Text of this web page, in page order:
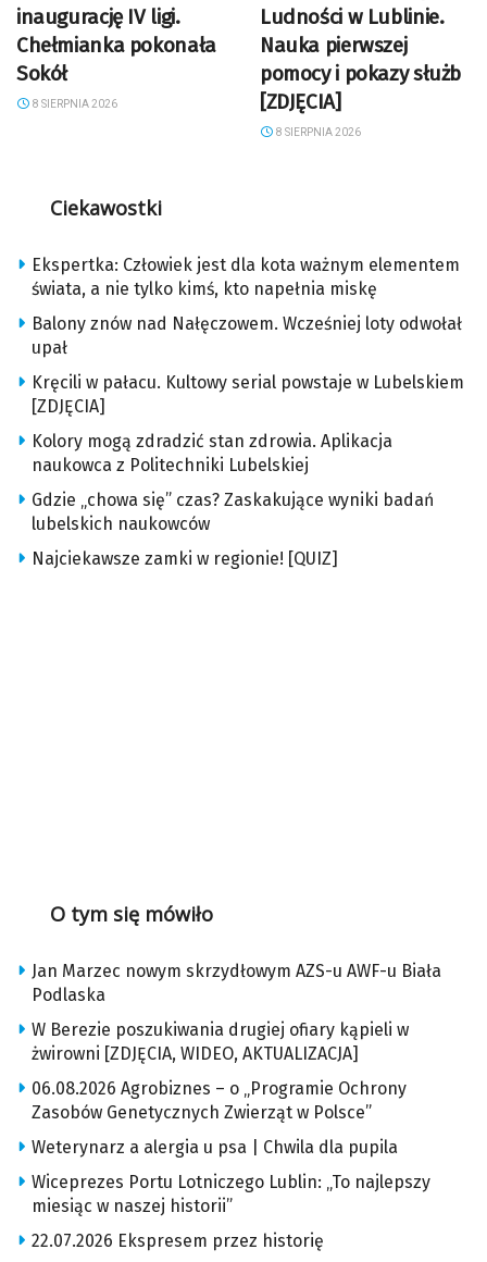
inaugurację IV ligi.
Chełmianka pokonała
Sokół
8 SIERPNIA 2026
Ludności w Lublinie.
Nauka pierwszej
pomocy i pokazy służb
[ZDJĘCIA]
8 SIERPNIA 2026
Ciekawostki
Ekspertka: Człowiek jest dla kota ważnym elementem
świata, a nie tylko kimś, kto napełnia miskę
Balony znów nad Nałęczowem. Wcześniej loty odwołał
upał
Kręcili w pałacu. Kultowy serial powstaje w Lubelskiem
[ZDJĘCIA]
Kolory mogą zdradzić stan zdrowia. Aplikacja
naukowca z Politechniki Lubelskiej
Gdzie „chowa się” czas? Zaskakujące wyniki badań
lubelskich naukowców
Najciekawsze zamki w regionie! [QUIZ]
O tym się mówiło
Jan Marzec nowym skrzydłowym AZS-u AWF-u Biała
Podlaska
W Berezie poszukiwania drugiej ofiary kąpieli w
żwirowni [ZDJĘCIA, WIDEO, AKTUALIZACJA]
06.08.2026 Agrobiznes – o „Programie Ochrony
Zasobów Genetycznych Zwierząt w Polsce”
Weterynarz a alergia u psa | Chwila dla pupila
Wiceprezes Portu Lotniczego Lublin: „To najlepszy
miesiąc w naszej historii”
22.07.2026 Ekspresem przez historię